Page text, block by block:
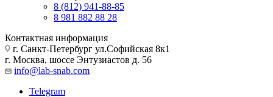
8 (812) 941-88-85
8 981 882 88 28
Контактная информация
г. Санкт-Петербург ул.Софийская 8к1
г. Москва, шоссе Энтузиастов д. 56
info@lab-snab.com
Telegram